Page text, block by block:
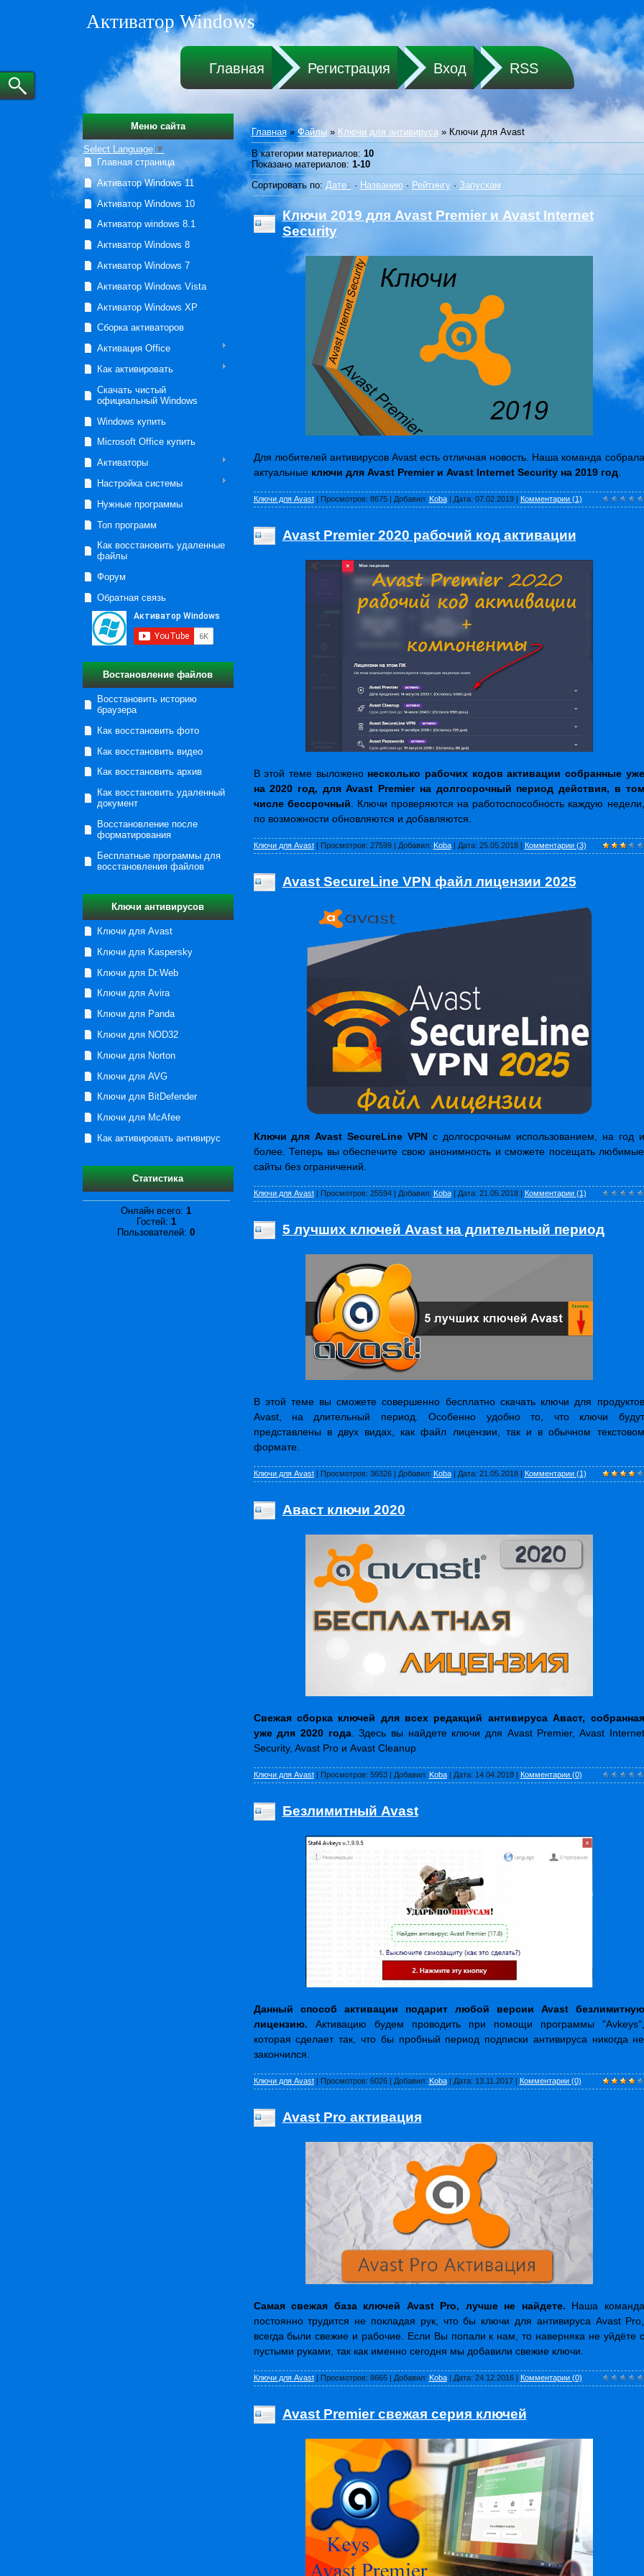
Активатор Windows
Главная Регистрация Вход RSS
Меню сайта
Select Language ▼
Главная страница
Активатор Windows 11
Активатор Windows 10
Активатор windows 8.1
Активатор Windows 8
Активатор Windows 7
Активатор Windows Vista
Активатор Windows XP
Сборка активаторов
Активация Office
Как активировать
Скачать чистый
официальный Windows
Windows купить
Microsoft Office купить
Активаторы
Настройка системы
Нужные программы
Топ программ
Как восстановить удаленные
файлы
Форум
Обратная связь
Востановление файлов
Восстановить историю
браузера
Как восстановить фото
Как восстановить видео
Как восстановить архив
Как восстановить удаленный
документ
Восстановление после
форматирования
Бесплатные программы для
восстановления файлов
Ключи антивирусов
Ключи для Avast
Ключи для Kaspersky
Ключи для Dr.Web
Ключи для Avira
Ключи для Panda
Ключи для NOD32
Ключи для Norton
Ключи для AVG
Ключи для BitDefender
Ключи для McAfee
Как активировать антивирус
Статистика
Онлайн всего: 1
Гостей: 1
Пользователей: 0
Главная»Файлы» Ключи для антивируса» Ключи для Avast
В категории материалов: 10
Показано материалов: 1-10
Сортировать по: Дате · Названию · Рейтингу· Запускам
Ключи 2019 для Avast Premier и Avast Internet
Security
Для любителей антивирусов Avast есть отличная новость. Наша команда собрала
актуальные ключи для Avast Premier и Avast Internet Security на 2019 год.
Ключи для Avast| Просмотров: 8675| Добавил: Koba| Дата: 07.02.2019 Комментарии (1)
Avast Premier 2020 рабочий код активации
В этой теме выложено несколько рабочих кодов активации собранные уже
на 2020 год, для Avast Premier на долгосрочный период действия, в том
числе бессрочный. Ключи проверяются на работоспособность каждую недели,
по возможности обновляются и добавляются.
Ключи для Avast| Просмотров: 27599| Добавил: Koba| Дата: 25.05.2018 Комментарии (3)
Avast SecureLine VPN файл лицензии 2025
Ключи для Avast SecureLine VPN с долгосрочным использованием, на год и
более. Теперь вы обеспечите свою анонимность и сможете посещать любимые
сайты без ограничений.
Ключи для Avast| Просмотров: 25594| Добавил: Koba| Дата: 21.05.2018 Комментарии (1)
5 лучших ключей Avast на длительный период
В этой теме вы сможете совершенно бесплатно скачать ключи для продуктов
Avast, на длительный период. Особенно удобно то, что ключи будут
представлены в двух видах, как файл лицензии, так и в обычном текстовом
формате.
Ключи для Avast| Просмотров: 36326| Добавил: Koba| Дата: 21.05.2018 Комментарии (1)
Аваст ключи 2020
Свежая сборка ключей для всех редакций антивируса Аваст, собранная
уже для 2020 года. Здесь вы найдете ключи для Avast Premier, Avast Internet
Security, Avast Pro и Avast Cleanup
Ключи для Avast| Просмотров: 5953| Добавил: Koba| Дата: 14.04.2018 Комментарии (0)
Безлимитный Avast
Данный способ активации подарит любой версии Avast безлимитную
лицензию. Активацию будем проводить при помощи программы "Avkeys",
которая сделает так, что бы пробный период подписки антивируса никогда не
закончился.
Ключи для Avast| Просмотров: 6026| Добавил: Koba| Дата: 13.11.2017 Комментарии (0)
Avast Pro активация
Самая свежая база ключей Avast Pro, лучше не найдете. Наша команда
постоянно трудится не покладая рук, что бы ключи для антивируса Avast Pro,
всегда были свежие и рабочие. Если Вы попали к нам, то наверняка не уйдёте с
пустыми руками, так как именно сегодня мы добавили свежие ключи.
Ключи для Avast| Просмотров: 8665| Добавил: Koba| Дата: 24.12.2016 Комментарии (0)
Avast Premier свежая серия ключей